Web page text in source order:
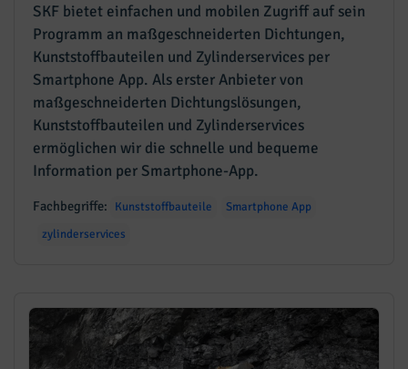
SKF bietet einfachen und mobilen Zugriff auf sein
Programm an maßgeschneiderten Dichtungen,
Kunststoffbauteilen und Zylinderservices per
Smartphone App. Als erster Anbieter von
maßgeschneiderten Dichtungslösungen,
Kunststoffbauteilen und Zylinderservices
ermöglichen wir die schnelle und bequeme
Information per Smartphone-App.
Fachbegriffe: Kunststoffbauteile
Smartphone App
zylinderservices